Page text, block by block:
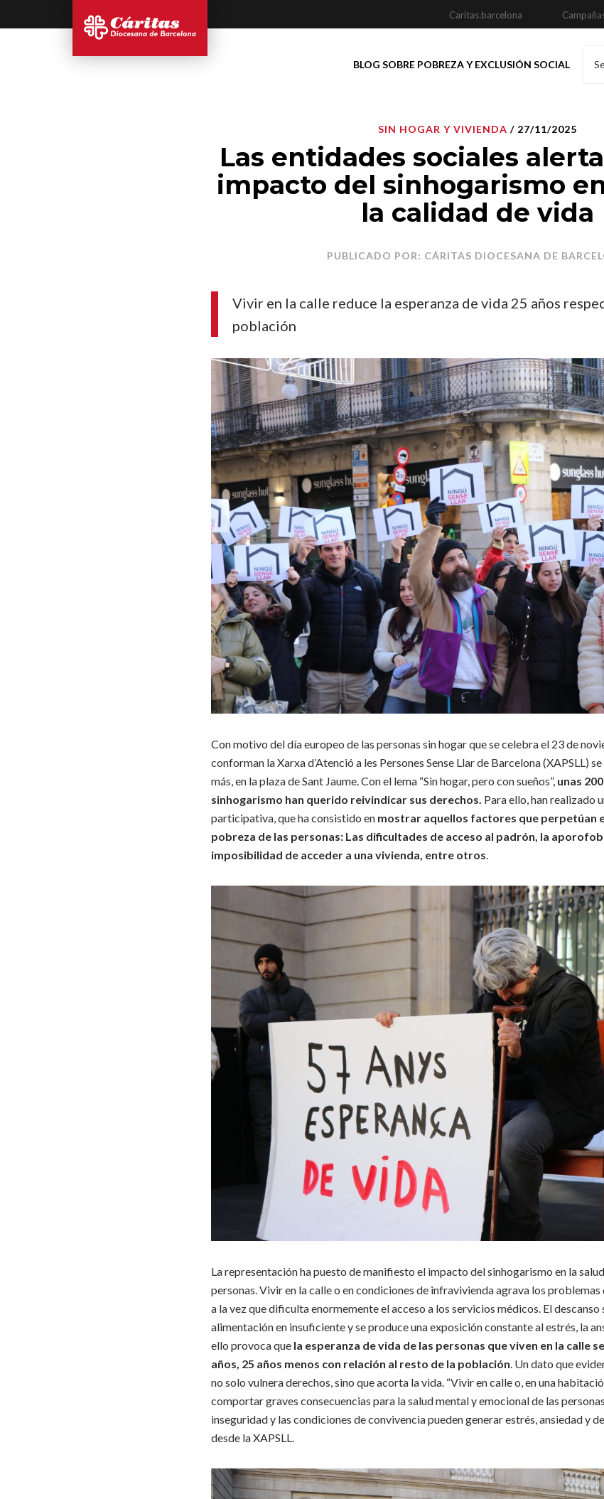
Caritas.barcelona
BLOG SOBRE POBREZA Y EXCLUSIÓN SOCIAL
SIN HOGAR Y VIVIENDA / 27/11/2025
Las entidades sociales
impacto del sinhogarismo
la calidad de vida
PUBLICADO POR: CÁRITAS DIOCESANA DE
Vivir en la calle reduce la esperanza de vida 25 años
población
Con motivo del día europeo de las personas sin hogar que se celebra el 23 de
conforman la Xarxa d’Atenció a les Persones Sense Llar de Barcelona (XAPSLL)
más, en la plaza de Sant Jaume. Con el lema “Sin hogar, pero con sueños”, unas
sinhogarismo han querido reivindicar sus derechos. Para ello, han realizado
participativa, que ha consistido en mostrar aquellos factores que perpetúan
pobreza de las personas: Las dificultades de acceso al padrón, la
imposibilidad de acceder a una vivienda, entre otros.
La representación ha puesto de manifiesto el impacto del sinhogarismo en la
personas. Vivir en la calle o en condiciones de infravivienda agrava los problemas
a la vez que dificulta enormemente el acceso a los servicios médicos. El
alimentación en insuficiente y se produce una exposición constante al estrés, la
ello provoca que la esperanza de vida de las personas que viven en la calle
años, 25 años menos con relación al resto de la población. Un dato que
no solo vulnera derechos, sino que acorta la vida. “Vivir en calle o, en una
comportar graves consecuencias para la salud mental y emocional de las
inseguridad y las condiciones de convivencia pueden generar estrés, ansiedad y
desde la XAPSLL.